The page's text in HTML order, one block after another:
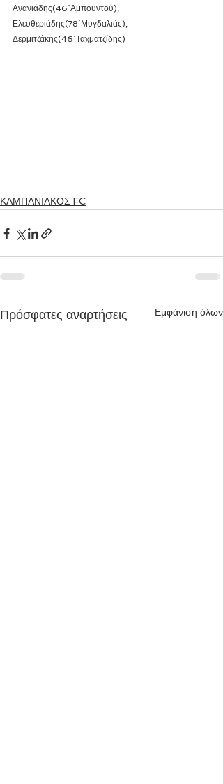
Ανανιάδης(46΄Αμπουντού),
Ελευθεριάδης(78΄Μυγδαλιάς),
Δερμιτζάκης(46΄Ταχματζίδης)
ΚΑΜΠΑΝΙΑΚΟΣ FC
Πρόσφατες αναρτήσεις Εμφάνιση όλων